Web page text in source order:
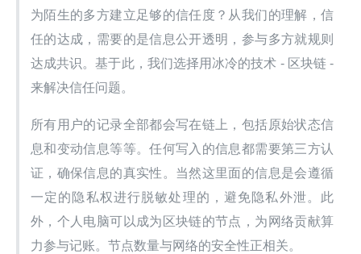
为陌生的多方建立足够的信任度？从我们的理解，信
任的达成，需要的是信息公开透明，参与多方就规则
达成共识。基于此，我们选择用冰冷的技术 - 区块链 -
来解决信任问题。
所有用户的记录全部都会写在链上，包括原始状态信
息和变动信息等等。任何写入的信息都需要第三方认
证，确保信息的真实性。当然这里面的信息是会遵循
一定的隐私权进行脱敏处理的，避免隐私外泄。此
外，个人电脑可以成为区块链的节点，为网络贡献算
力参与记账。节点数量与网络的安全性正相关。